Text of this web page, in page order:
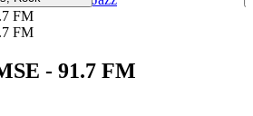
FM
FM
- 91.7 FM